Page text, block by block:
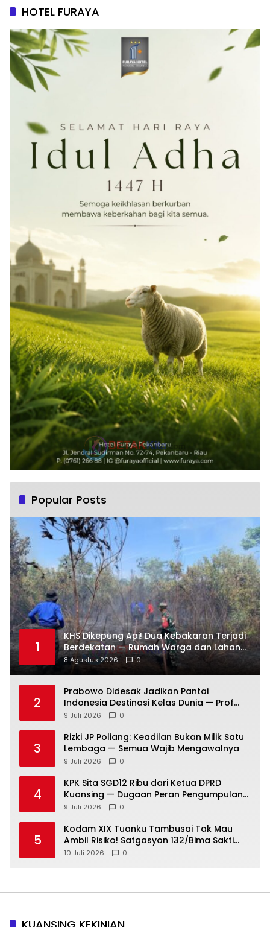
HOTEL FURAYA
Popular Posts
1
KHS Dikepung Api! Dua Kebakaran Terjadi
Berdekatan — Rumah Warga dan Lahan
Terbakar
8 Agustus 2026 0
2
Prabowo Didesak Jadikan Pantai
Indonesia Destinasi Kelas Dunia — Prof
Sutan Nasomal: Perintahkan Kepala
9 Juli 2026 0
3
Rizki JP Poliang: Keadilan Bukan Milik Satu
Lembaga — Semua Wajib Mengawalnya
9 Juli 2026 0
4
KPK Sita SGD12 Ribu dari Ketua DPRD
Kuansing — Dugaan Peran Pengumpulan
Dana Alih Fungsi Hutan Diusut
9 Juli 2026 0
5
Kodam XIX Tuanku Tambusai Tak Mau
Ambil Risiko! Satgasyon 132/Bima Sakti
Diuji Total Sebelum Berangkat Operasi
10 Juli 2026 0